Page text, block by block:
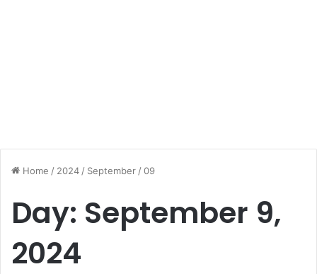
Home / 2024 / September /09
Day: September 9,
2024